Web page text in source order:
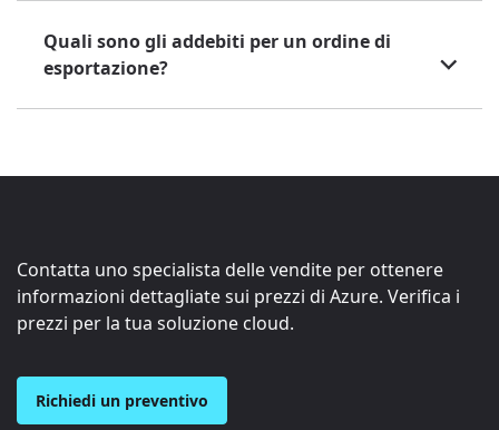
Quali sono gli addebiti per un ordine di
esportazione?
Contatta uno specialista delle vendite per ottenere
informazioni dettagliate sui prezzi di Azure. Verifica i
prezzi per la tua soluzione cloud.
Richiedi un preventivo